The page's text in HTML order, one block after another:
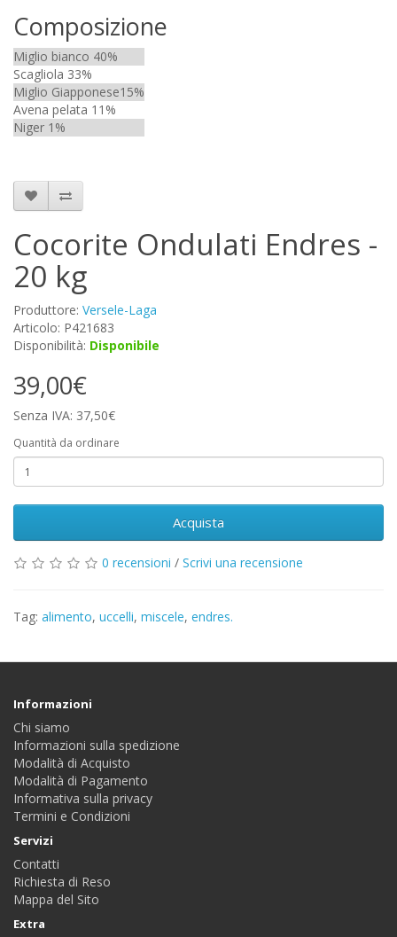
Composizione
Miglio bianco 40%
Scagliola 33%
Miglio Giapponese15%
Avena pelata 11%
Niger 1%
Cocorite Ondulati Endres -
20 kg
Produttore: Versele-Laga
Articolo: P421683
Disponibilità: Disponibile
39,00€
Senza IVA: 37,50€
Quantità da ordinare
Acquista
0 recensioni / Scrivi una recensione
Tag: alimento, uccelli, miscele, endres.
Informazioni
Chi siamo
Informazioni sulla spedizione
Modalità di Acquisto
Modalità di Pagamento
Informativa sulla privacy
Termini e Condizioni
Servizi
Contatti
Richiesta di Reso
Mappa del Sito
Extra